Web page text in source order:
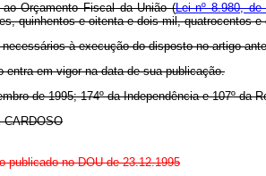
Orçamento Fiscal da União (Lei nº 8.980,
quinhentos e oitenta e dois mil, quatrocentos
à execução do disposto no artigo
entra em vigor na data de sua publicação.
de 1995; 174º da Independência e 107º da
CARDOSO
publicado no DOU de 23.12.1995